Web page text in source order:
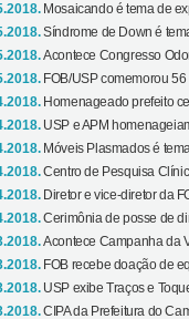
Mosaicando é tema de
Síndrome de Down é
Acontece Congresso
FOB/USP comemorou
Homenageado prefeito
USP e APM
Móveis Plasmados é
Centro de Pesquisa
Diretor e vice-diretor da
Cerimônia de posse de
Acontece Campanha da
FOB recebe doação de
USP exibe Traços e
CIPA da Prefeitura do